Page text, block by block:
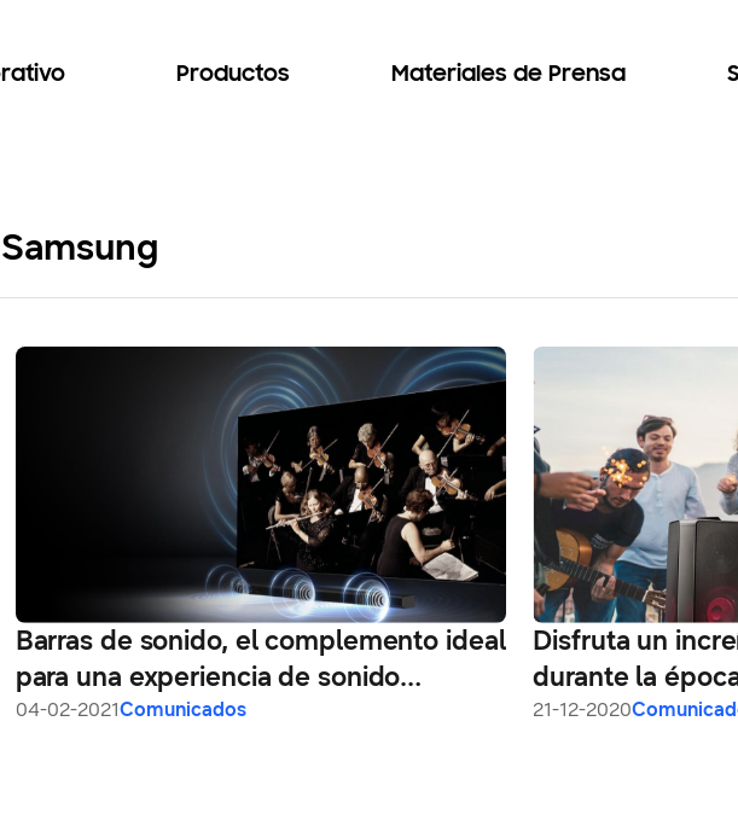
Productos Materiales de Prensa
Barras de sonido, el complemento ideal
para una experiencia de sonido
inmersiva y envolvente en casa
04-02-2021Comunicados
Disfruta un
durante la
21-12-2020